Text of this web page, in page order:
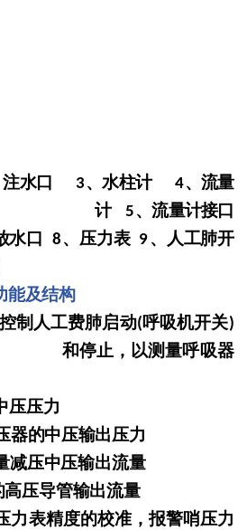
注水口 3 、水柱计 4 、流量
计
5 、流量计接口
水口 8 、压力表 9 、人工肺开
能及结构
制人工费肺启动(呼吸机开关)
和停止 ，以测量呼吸器
压压力
器的中压输出压力
减压中压输出流量
压导管输出流量
力表精度的校准，报警哨压力